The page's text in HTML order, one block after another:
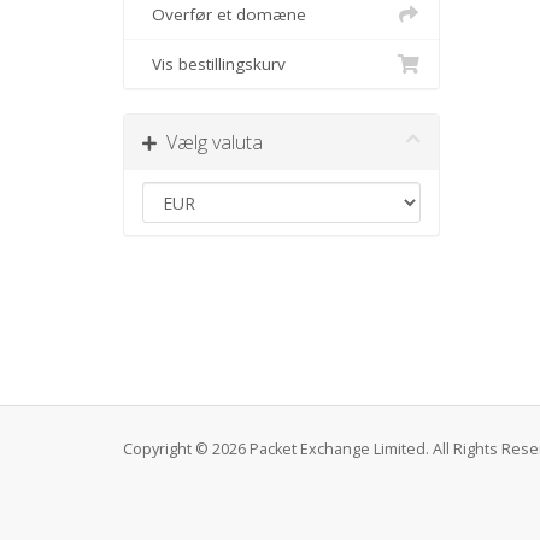
Overfør et domæne
Vis bestillingskurv
Vælg valuta
Copyright © 2026 Packet Exchange Limited. All Rights